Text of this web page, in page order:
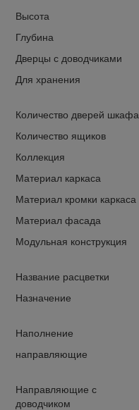
Высота
Глубина
Дверцы с доводчиками
Для хранения
Количество дверей шкафа
Количество ящиков
Коллекция
Материал каркаса
Материал кромки каркаса
Материал фасада
Модульная конструкция
Название расцветки
Назначение
Наполнение
направляющие
Направляющие с
доводчиком